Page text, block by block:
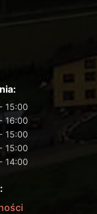
15:00
16:00
15:00
15:00
14:00